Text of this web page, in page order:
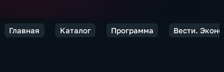
Главная Каталог Программа Вести.